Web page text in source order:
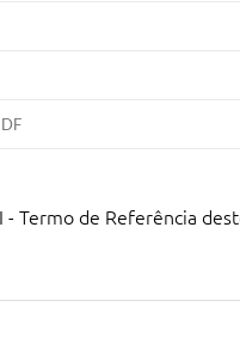
- Termo de Referência